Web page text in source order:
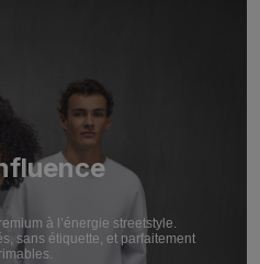
à l’énergie streetstyle.
sans étiquette, et parfaitement